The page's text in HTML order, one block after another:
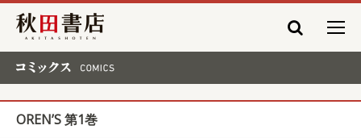
秋田書店
OREN’S 第1巻